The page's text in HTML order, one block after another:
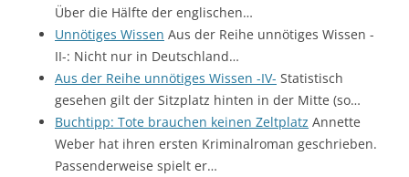
Über die Hälfte der englischen…
Unnötiges Wissen Aus der Reihe unnötiges Wissen -
II-: Nicht nur in Deutschland…
Aus der Reihe unnötiges Wissen -IV- Statistisch
gesehen gilt der Sitzplatz hinten in der Mitte (so…
Buchtipp: Tote brauchen keinen Zeltplatz Annette
Weber hat ihren ersten Kriminalroman geschrieben.
Passenderweise spielt er…